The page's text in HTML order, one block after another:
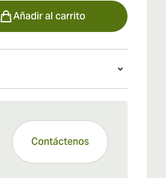
Añadir al carrito
Contáctenos